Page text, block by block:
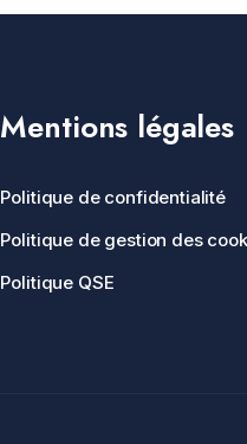
Mentions légales
Politique de confidentialité
Politique de gestion des
Politique QSE